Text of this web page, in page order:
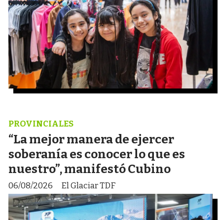
“La mejor manera de ejercer
soberanía es conocer lo que es
nuestro”, manifestó Cubino
El Glaciar TDF
PROVINCIALES
06/08/2026